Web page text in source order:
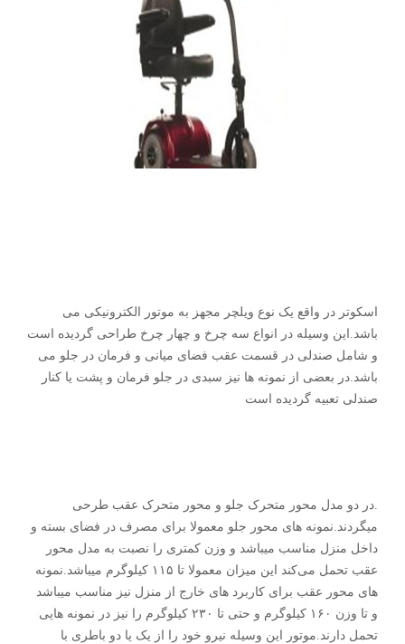
اسکوتر در واقع یک نوع ویلچر مجهز به موتور الکترونیکی‌ می‌
باشد.این وسیله در انواع سه چرخ و چهار چرخ طراحی‌ گردیده است
و شامل صندلی‌ در قسمت عقب فضای میانی‌ و فرمان در جلو می‌
باشد.در بعضی‌ از نمونه ها نیز سبدی در جلو فرمان و پشت یا کنار
صندلی‌ تعبیه گردیده است
.در دو مدل محور متحرک جلو و محور متحرک عقب طرحی‌
میگردند.نمونه های محور جلو معمولا برای مصرف در فضای بسته و
داخل منزل مناسب میباشد و وزن کمتری را نصبت به مدل محور
عقب تحمل می‌کند این میزان معمولا تا ۱۱۵ کیلوگرم میباشد.نمونه
های محور عقب برای کاربرد های خارج از منزل نیز مناسب میباشد
و تا وزن ۱۶۰ کیلوگرم و حتی‌ تا ۲۳۰ کیلوگرم را نیز در نمونه هایی‌
تحمل دارند.موتور این وسیله نیرو خود را از یک یا دو باطری با